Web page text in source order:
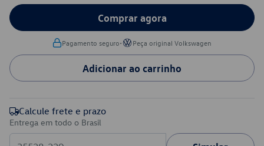
Comprar agora
Pagamento seguro• Peça original Volkswagen
Adicionar ao carrinho
Calcule frete e prazo
Entrega em todo o Brasil